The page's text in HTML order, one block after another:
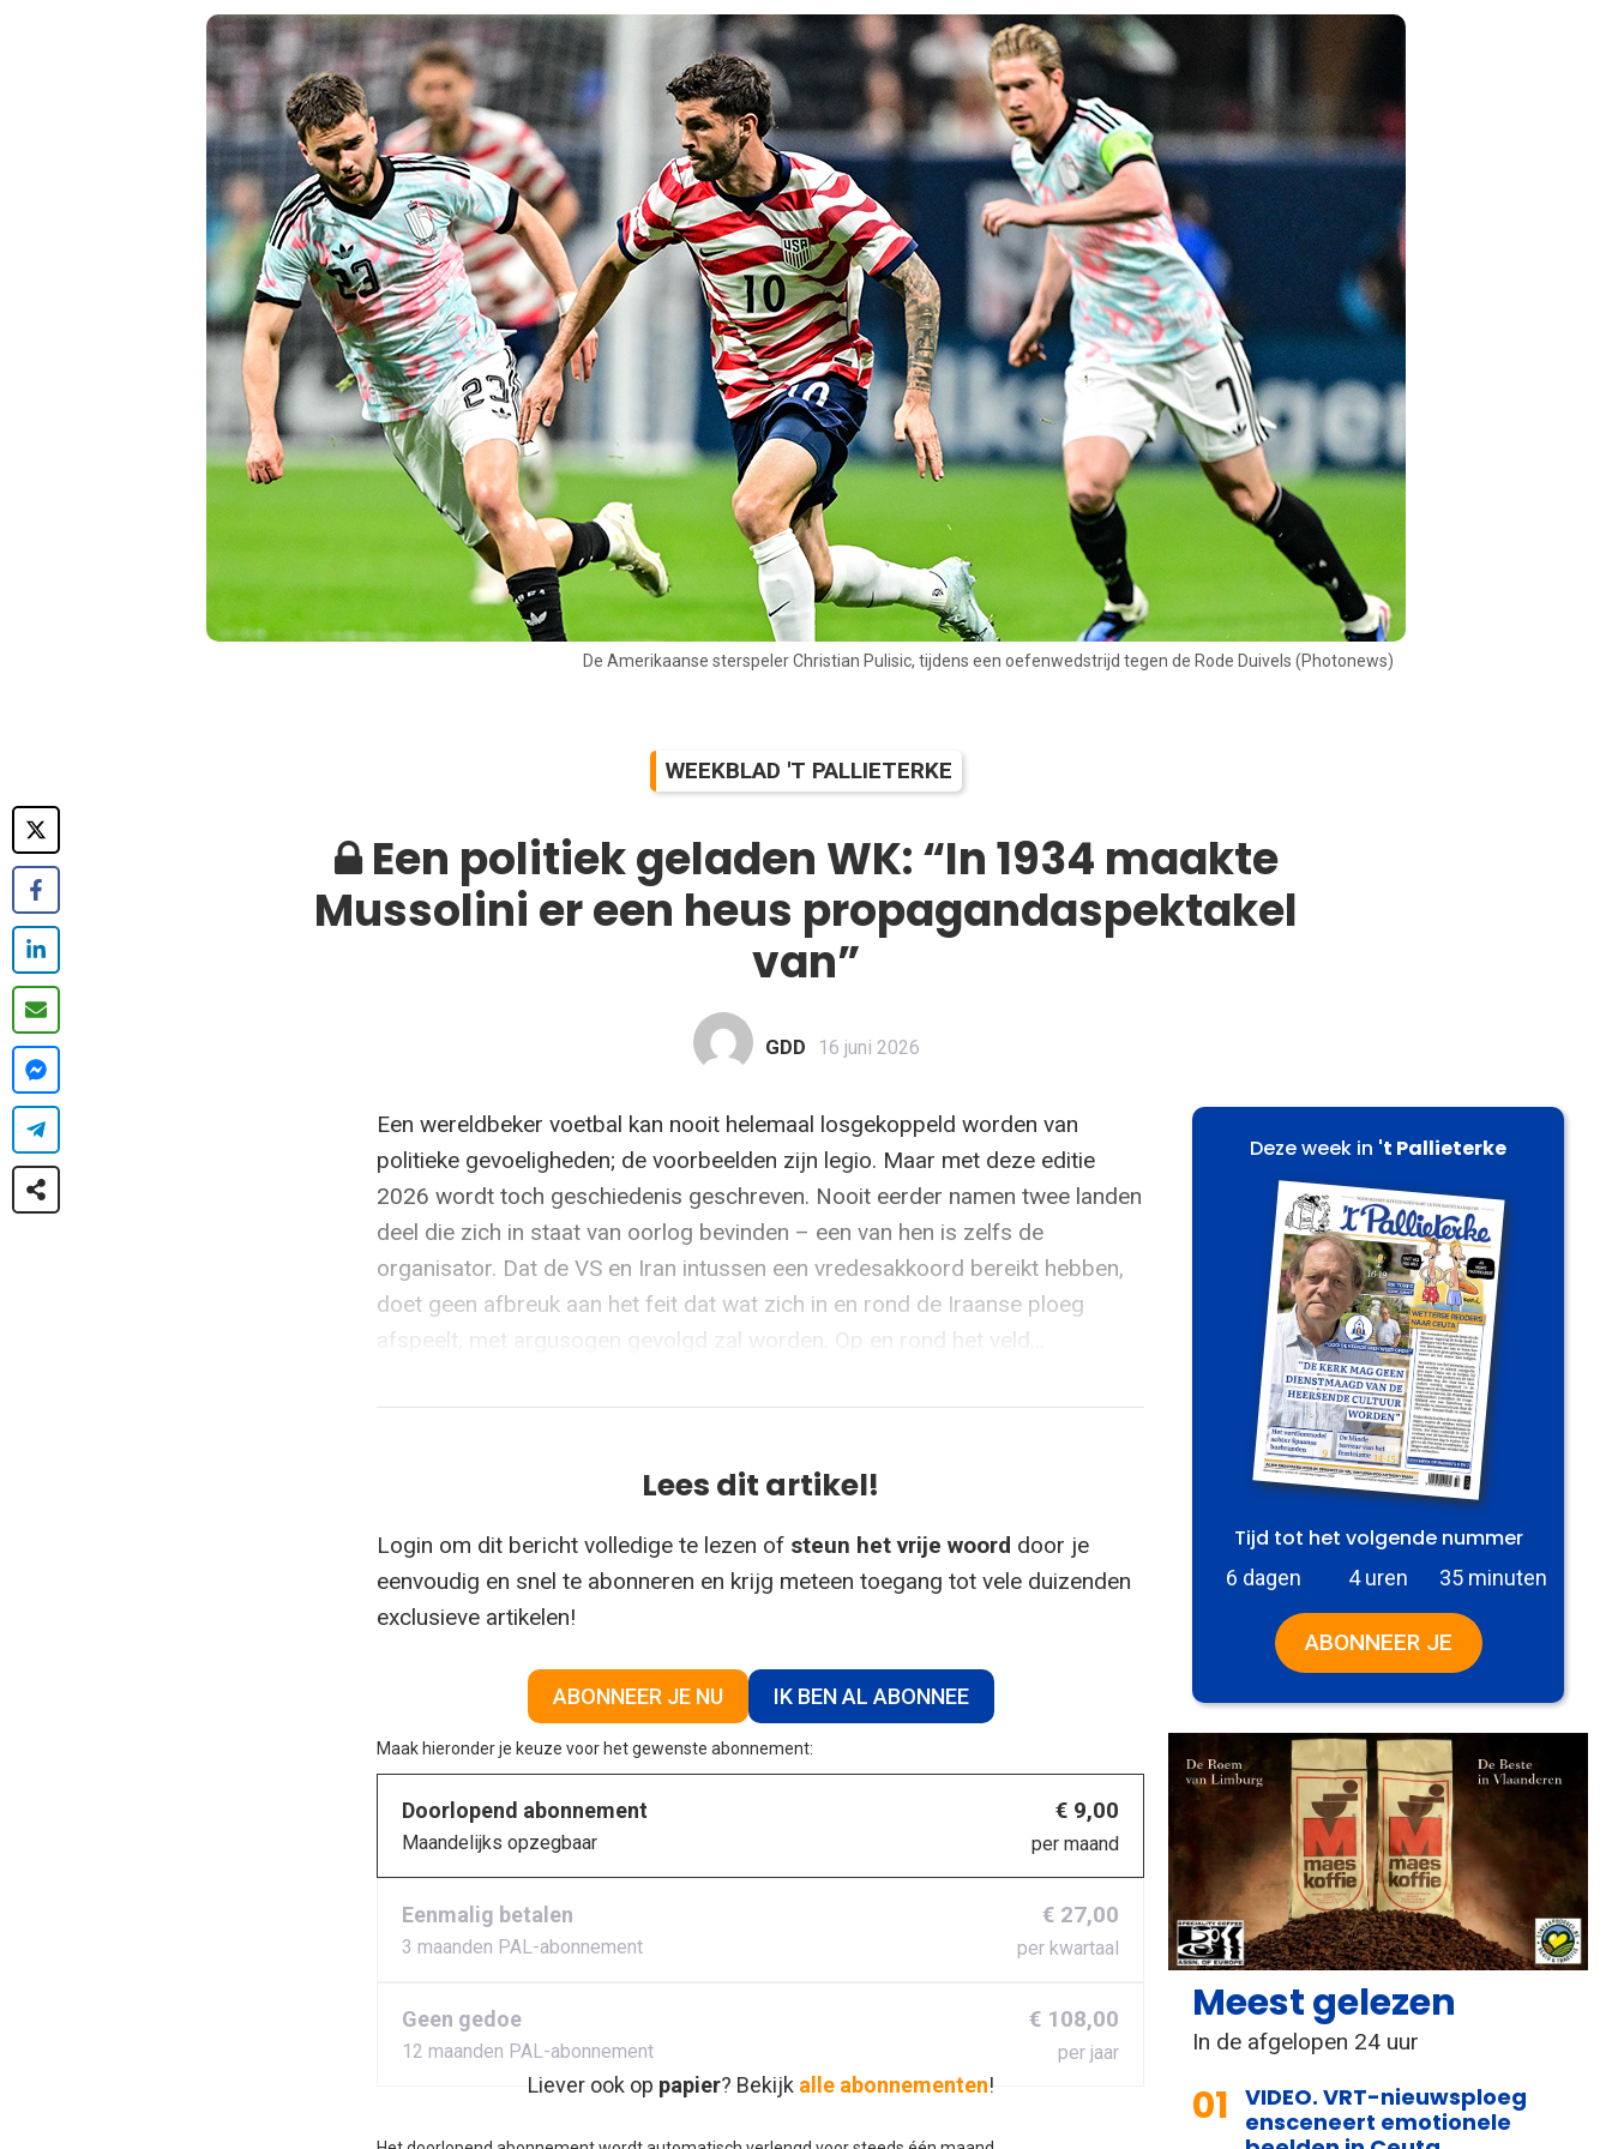
De Amerikaanse sterspeler Christian Pulisic, tijdens een oefenwedstrijd tegen de Rode Duivels (Photonews)
WEEKBLAD 'T PALLIETERKE
Een politiek geladen WK: “In 1934 maakte
Mussolini er een heus propagandaspektakel
van”
GDD 16 juni 2026
Een wereldbeker voetbal kan nooit helemaal losgekoppeld worden van
politieke gevoeligheden; de voorbeelden zijn legio. Maar met deze editie
2026 wordt toch geschiedenis geschreven. Nooit eerder namen twee landen
deel die zich in staat van oorlog bevinden – een van hen is zelfs de
organisator. Dat de VS en Iran intussen een vredesakkoord bereikt hebben,
doet geen afbreuk aan het feit dat wat zich in en rond de Iraanse ploeg
afspeelt, met argusogen gevolgd zal worden. Op en rond het veld...
Lees dit artikel!
Login om dit bericht volledige te lezen of steun het vrije woord door je
eenvoudig en snel te abonneren en krijg meteen toegang tot vele duizenden
exclusieve artikelen!
ABONNEER JE NU IK BEN AL ABONNEE
Maak hieronder je keuze voor het gewenste abonnement:
Doorlopend abonnement
Maandelijks opzegbaar
€ 9,00
per maand
Eenmalig betalen
3 maanden PAL-abonnement
€ 27,00
per kwartaal
Geen gedoe
12 maanden PAL-abonnement
€ 108,00
per jaar
Liever ook op papier? Bekijk alle abonnementen!
Deze week in 't Pallieterke
Tijd tot het volgende nummer
6 dagen 4 uren 35 minuten
ABONNEER JE
Meest gelezen
In de afgelopen 24 uur
01 VIDEO. VRT-nieuwsploeg
ensceneert emotionele